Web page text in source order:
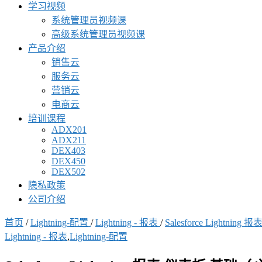
学习视频
系统管理员视频课
高级系统管理员视频课
产品介绍
销售云
服务云
营销云
电商云
培训课程
ADX201
ADX211
DEX403
DEX450
DEX502
隐私政策
公司介绍
首页 / Lightning-配置 / Lightning - 报表 / Salesforce Lightning 报
Lightning - 报表,Lightning-配置